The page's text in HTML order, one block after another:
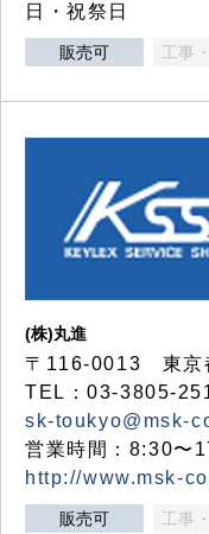
日・祝祭日
販売可 工事
(株)丸進
〒116-0013 東京
TEL：03-3805-
sk-toukyo@msk-
営業時間：8:30〜
http://www.msk-
販売可 工事